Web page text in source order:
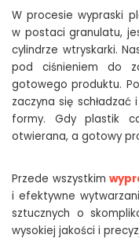
W procesie wypraski
w postaci granulatu,
cylindrze wtryskarki.
pod ciśnieniem do
gotowego produktu.
zaczyna się
formy. Gdy plastik
otwierana, a gotowy
Przede wszystkim
i efektywne
sztucznych o
wysokiej jakości i